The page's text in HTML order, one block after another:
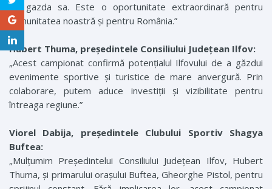
fie gazda sa. Este o oportunitate extraordinară pentru
comunitatea noastră și pentru România.”
Hubert Thuma, președintele Consiliului Județean Ilfov:
„Acest campionat confirmă potențialul Ilfovului de a găzdui
evenimente sportive și turistice de mare anvergură. Prin
colaborare, putem aduce investiții și vizibilitate pentru
întreaga regiune.”
Viorel Dabija, președintele Clubului Sportiv Shagya
Buftea:
„Mulțumim Președintelui Consiliului Județean Ilfov, Hubert
Thuma, și primarului orașului Buftea, Gheorghe Pistol, pentru